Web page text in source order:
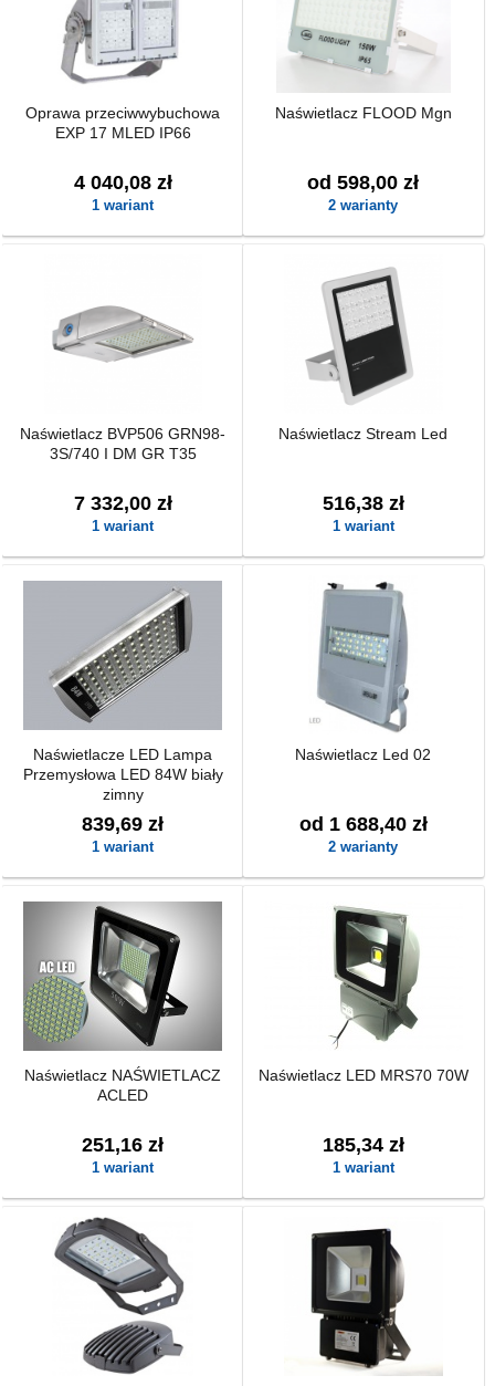
Oprawa przeciwwybuchowa
EXP 17 MLED IP66
4 040,08 zł
1 wariant
Naświetlacz FLOOD Mgn
od 598,00 zł
2 warianty
Naświetlacz BVP506 GRN98-
3S/740 I DM GR T35
7 332,00 zł
1 wariant
Naświetlacz Stream Led
516,38 zł
1 wariant
Naświetlacze LED Lampa
Przemysłowa LED 84W biały
zimny
839,69 zł
1 wariant
Naświetlacz Led 02
od 1 688,40 zł
2 warianty
Naświetlacz NAŚWIETLACZ
ACLED
251,16 zł
1 wariant
Naświetlacz LED MRS70 70W
185,34 zł
1 wariant